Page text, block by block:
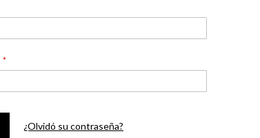
¿Olvidó su contraseña?